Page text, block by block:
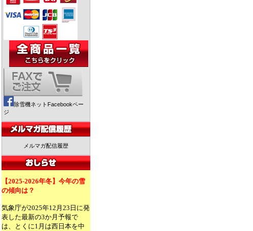
除雪機ネットFacebookペー
ジ
メルマガ配信履歴
【2025-2026年冬】今年の雪
の傾向は？
気象庁が2025年12月23日に発
表した最新の3か月予報で
は、とくに1月は西日本を中